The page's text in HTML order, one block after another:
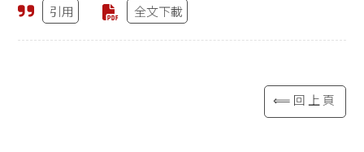
引用 全文下載
⟸回上頁